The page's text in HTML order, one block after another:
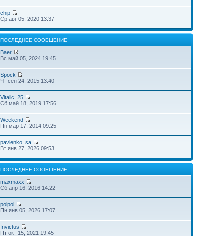
chip
Ср авг 05, 2020 13:37
ПОСЛЕДНЕЕ СООБЩЕНИЕ
Baer
Вс май 05, 2024 19:45
Spock
Чт сен 24, 2015 13:40
Vitalic_25
Сб май 18, 2019 17:56
Weekend
Пн мар 17, 2014 09:25
pavlenko_sa
Вт янв 27, 2026 09:53
ПОСЛЕДНЕЕ СООБЩЕНИЕ
maxmaxx
Сб апр 16, 2016 14:22
polpol
Пн янв 05, 2026 17:07
Invictus
Пт окт 15, 2021 19:45